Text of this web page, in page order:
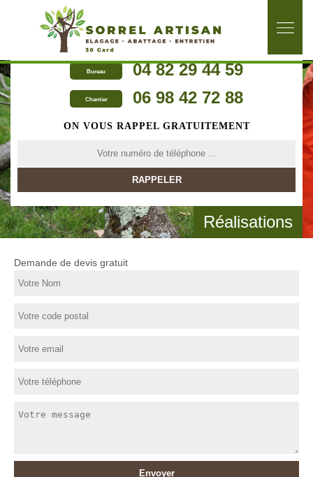
Bureau 04 82 29 44 59
Chantier 06 98 42 72 88
ON VOUS RAPPEL GRATUITEMENT
Réalisations
Demande de devis gratuit